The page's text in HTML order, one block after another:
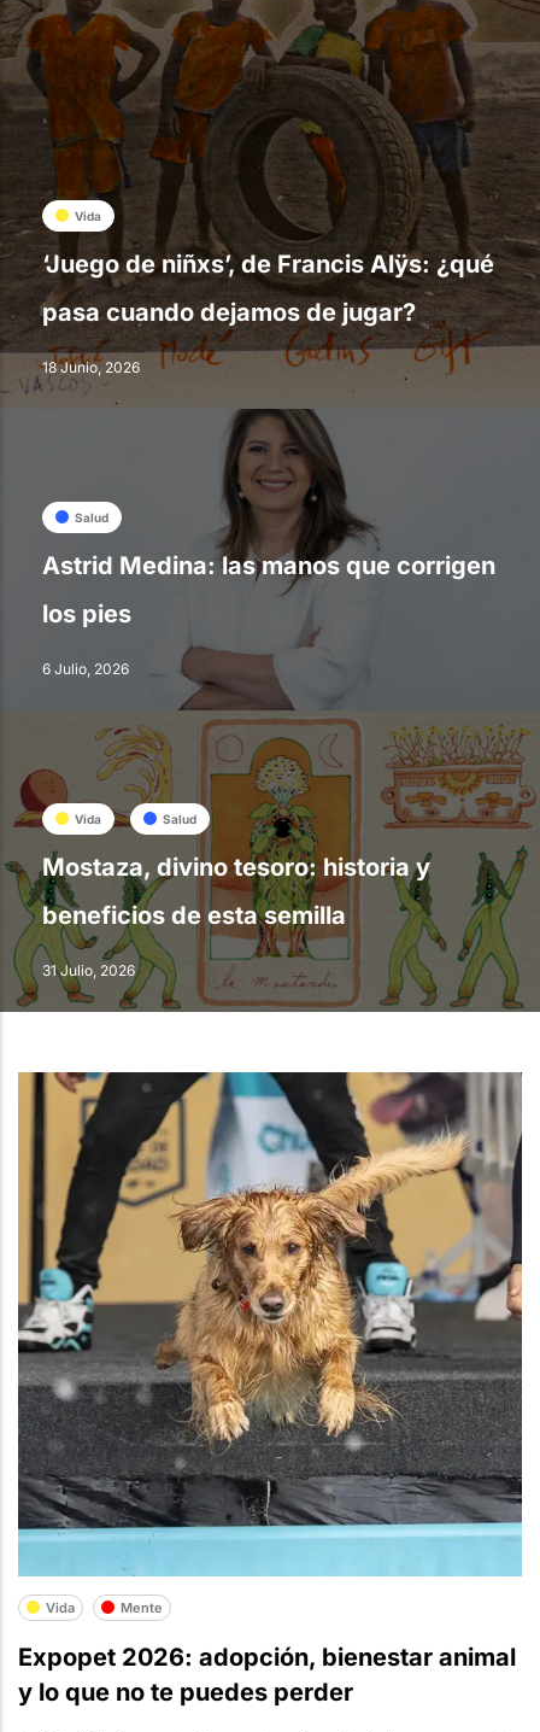
Vida
‘Juego de niñxs’, de Francis Alÿs: ¿qué
pasa cuando dejamos de jugar?
18 Junio, 2026
Salud
Astrid Medina: las manos que corrigen
los pies
6 Julio, 2026
Vida Salud
Mostaza, divino tesoro: historia y
beneficios de esta semilla
31 Julio, 2026
Vida Mente
Expopet 2026: adopción, bienestar animal
y lo que no te puedes perder